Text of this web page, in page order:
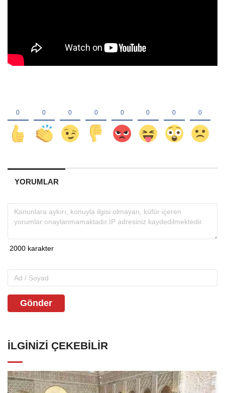
YORUMLAR
Gönder
İLGINIZI ÇEKEBILIR